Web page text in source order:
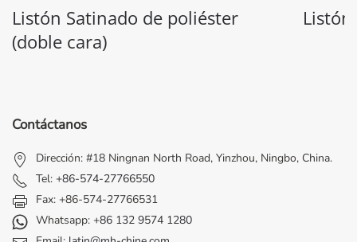
Listón Satinado de poliéster
(doble cara)
Contáctanos
Dirección: #18 Ningnan North Road, Yinzhou, Ningbo, China.
Tel: +86-574-27766550
Fax: +86-574-27766531
Whatsapp: +86 132 9574 1280